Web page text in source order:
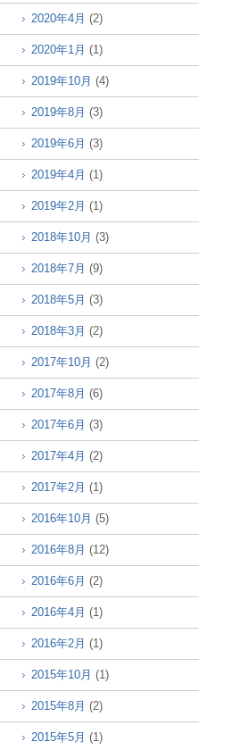
2020年4月 (2)
2020年1月 (1)
2019年10月 (4)
2019年8月 (3)
2019年6月 (3)
2019年4月 (1)
2019年2月 (1)
2018年10月 (3)
2018年7月 (9)
2018年5月 (3)
2018年3月 (2)
2017年10月 (2)
2017年8月 (6)
2017年6月 (3)
2017年4月 (2)
2017年2月 (1)
2016年10月 (5)
2016年8月 (12)
2016年6月 (2)
2016年4月 (1)
2016年2月 (1)
2015年10月 (1)
2015年8月 (2)
2015年5月 (1)